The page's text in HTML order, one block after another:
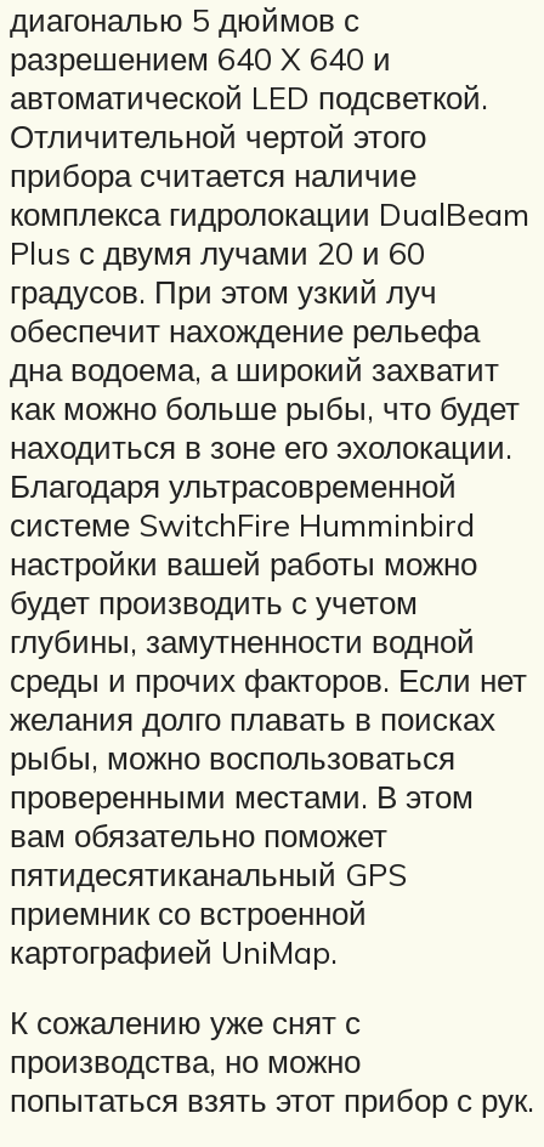
диагональю 5 дюймов с
разрешением 640 X 640 и
автоматической LED подсветкой.
Отличительной чертой этого
прибора считается наличие
комплекса гидролокации DualBeam
Plus с двумя лучами 20 и 60
градусов. При этом узкий луч
обеспечит нахождение рельефа
дна водоема, а широкий захватит
как можно больше рыбы, что будет
находиться в зоне его эхолокации.
Благодаря ультрасовременной
системе SwitchFire Humminbird
настройки вашей работы можно
будет производить с учетом
глубины, замутненности водной
среды и прочих факторов. Если нет
желания долго плавать в поисках
рыбы, можно воспользоваться
проверенными местами. В этом
вам обязательно поможет
пятидесятиканальный GPS
приемник со встроенной
картографией UniMap.
К сожалению уже снят с
производства, но можно
попытаться взять этот прибор с рук.